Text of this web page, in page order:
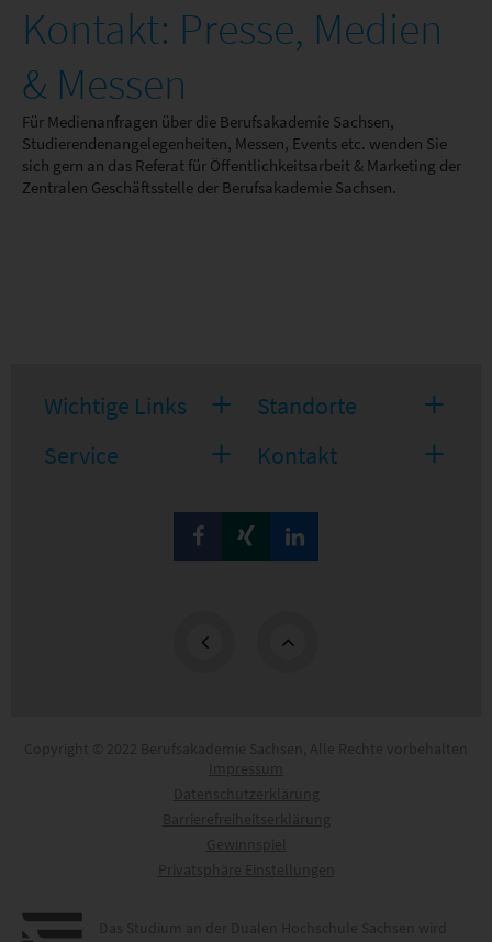
Kontakt: Presse, Medien
& Messen
Für Medienanfragen über die Berufsakademie Sachsen,
Studierendenangelegenheiten, Messen, Events etc. wenden Sie
sich gern an das Referat für Öffentlichkeitsarbeit & Marketing der
Zentralen Geschäftsstelle der Berufsakademie Sachsen.
Wichtige Links
Studienangebote
Berufsakademie Sachsen
Standorte
Berufsakademie Sachsen
Dresden
Glauchau
Service Kontakt
Zentrale Geschäftsstelle
Hoffnung 83